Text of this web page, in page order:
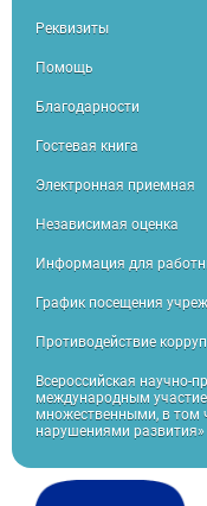
Реквизиты
Помощь
Благодарности
Гостевая книга
Электронная приемная
Независимая оценка
Информация для
График посещения
Противодействие
Всероссийская научно-
международным
множественными, в том
нарушениями развития»